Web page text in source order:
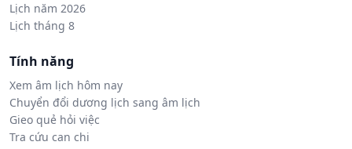
Lịch năm 2026
Lịch tháng 8
Tính năng
Xem âm lịch hôm nay
Chuyển đổi dương lịch sang âm lịch
Gieo quẻ hỏi việc
Tra cứu can chi